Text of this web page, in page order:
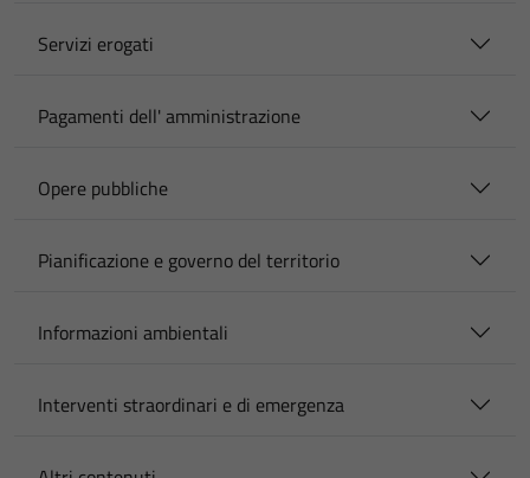
Servizi erogati
Pagamenti dell' amministrazione
Opere pubbliche
Pianificazione e governo del territorio
Informazioni ambientali
Interventi straordinari e di emergenza